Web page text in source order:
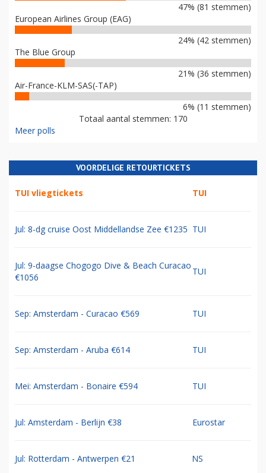
47% (81 stemmen)
European Airlines Group (EAG)
24% (42 stemmen)
The Blue Group
21% (36 stemmen)
Air-France-KLM-SAS(-TAP)
6% (11 stemmen)
Totaal aantal stemmen: 170
Meer polls
VOORDELIGE RETOURTICKETS
TUI vliegtickets TUI
Jul: 8-dg cruise Oost Middellandse Zee €1235 TUI
Jul: 9-daagse Chogogo Dive & Beach Curacao
€1056
TUI
Sep: Amsterdam - Curacao €569 TUI
Sep: Amsterdam - Aruba €614 TUI
Mei: Amsterdam - Bonaire €594 TUI
Jul: Amsterdam - Berlijn €38 Eurostar
Jul: Rotterdam - Antwerpen €21 NS